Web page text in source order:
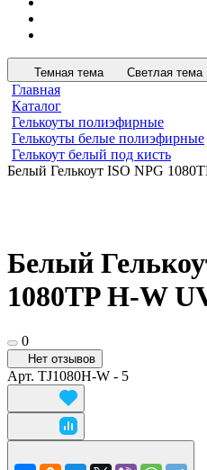
Темная тема Светлая тема
Главная
Каталог
Гелькоуты полиэфирные
Гелькоуты белые полиэфирные
Гелькоут белый под кисть
Белый Гелькоут ISO NPG
Белый
1080TP H-W
0
Нет отзывов
Арт. TJ1080H-W - 5